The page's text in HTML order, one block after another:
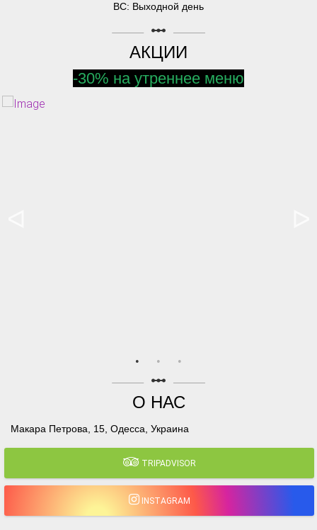
ВС: Выходной день
linear_scale
АКЦИИ
-30% на утреннее меню
linear_scale
О НАС
Макара Петрова, 15, Одесса, Украина
TRIPADVISOR
INSTAGRAM